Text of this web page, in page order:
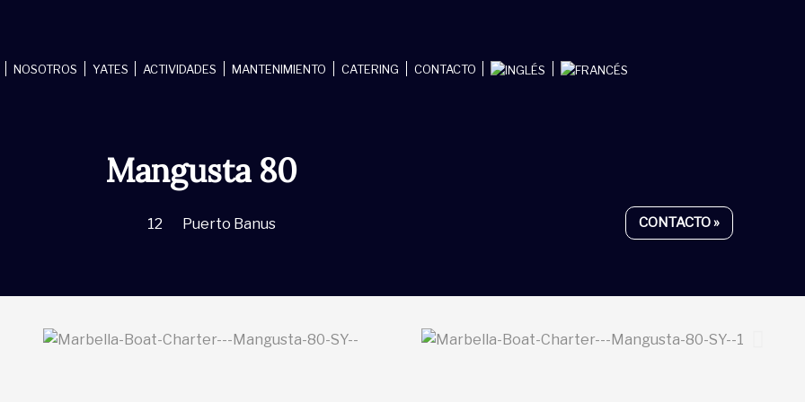
NOSOTROS YATES ACTIVIDADES MANTENIMIENTO CATERING CONTACTO
Mangusta 80
12 Puerto Banus CONTACTO »